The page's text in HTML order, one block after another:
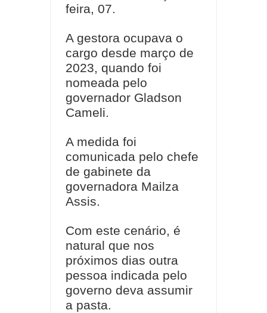
feira, 07.
A gestora ocupava o
cargo desde março de
2023, quando foi
nomeada pelo
governador Gladson
Cameli.
A medida foi
comunicada pelo chefe
de gabinete da
governadora Mailza
Assis.
Com este cenário, é
natural que nos
próximos dias outra
pessoa indicada pelo
governo deva assumir
a pasta.